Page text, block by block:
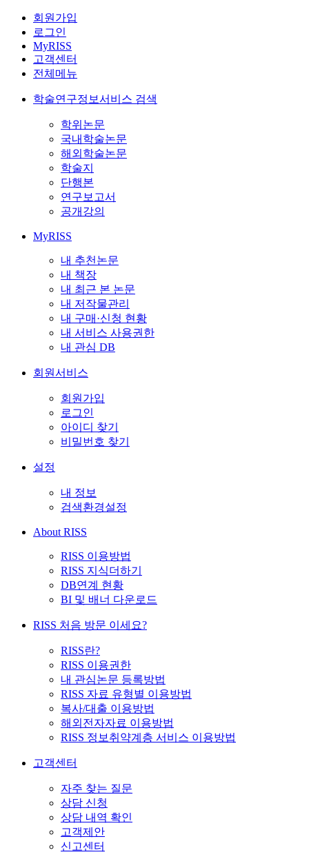
회원가입
로그인
MyRISS
고객센터
전체메뉴
학술연구정보서비스 검색
학위논문
국내학술논문
해외학술논문
학술지
단행본
연구보고서
공개강의
MyRISS
내 추천논문
내 책장
내 최근 본 논문
내 저작물관리
내 구매·신청 현황
내 서비스 사용권한
내 관심 DB
회원서비스
회원가입
로그인
아이디 찾기
비밀번호 찾기
설정
내 정보
검색환경설정
About RISS
RISS 이용방법
RISS 지식더하기
DB연계 현황
BI 및 배너 다운로드
RISS 처음 방문 이세요?
RISS란?
RISS 이용권한
내 관심논문 등록방법
RISS 자료 유형별 이용방법
복사/대출 이용방법
해외전자자료 이용방법
RISS 정보취약계층 서비스 이용방법
고객센터
자주 찾는 질문
상담 신청
상담 내역 확인
고객제안
신고센터